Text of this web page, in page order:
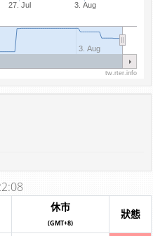
27. Jul 3. Aug
3. Aug
tw.rter.info
休市
(GMT+8)
狀態